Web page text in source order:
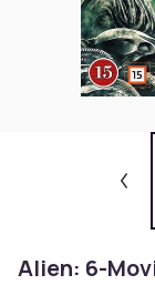
Alien: 6-